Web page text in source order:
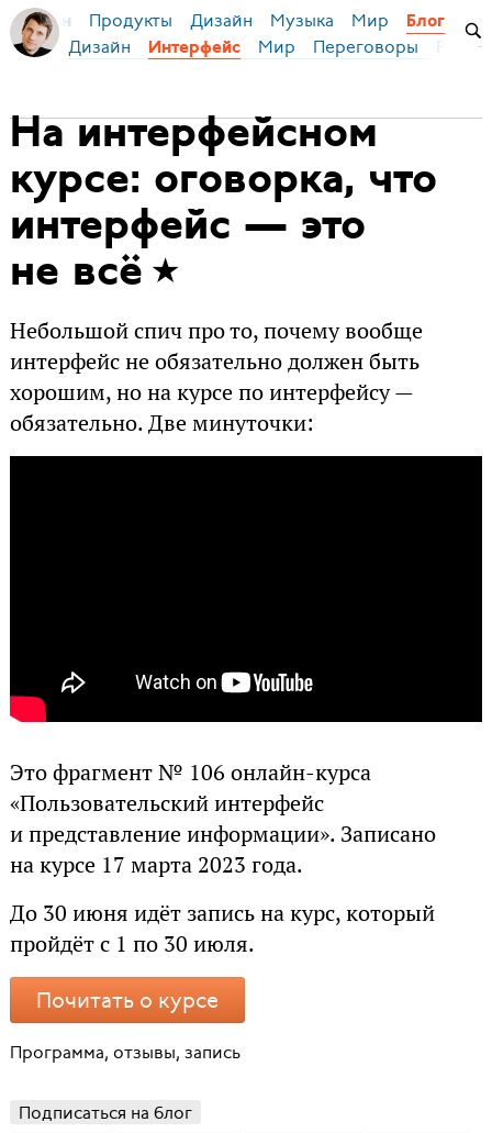
Бирман Продукты Дизайн Музыка Мир Блог
Дизайн Интерфейс Мир Переговоры
На интерфейсном
курсе: оговорка, что
интерфейс — это
не всё
Небольшой спич про то, почему вообще
интерфейс не обязательно должен быть
хорошим, но на курсе по интерфейсу —
обязательно. Две минуточки:
Это фрагмент № 106 онлайн-курса
«Пользовательский интерфейс
и представление информации». Записано
на курсе 17 марта 2023 года.
До 30 июня идёт запись на курс, который
пройдёт с 1 по 30 июля.
Почитать о курсе
Программа, отзывы, запись
Подписаться на блог